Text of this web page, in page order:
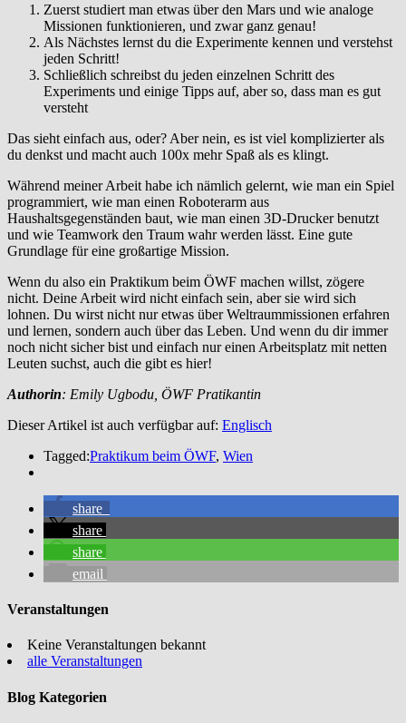
Zuerst studiert man etwas über den Mars und wie analoge
Missionen funktionieren, und zwar ganz genau!
Als Nächstes lernst du die Experimente kennen und verstehst
jeden Schritt!
Schließlich schreibst du jeden einzelnen Schritt des
Experiments und einige Tipps auf, aber so, dass man es gut
versteht
Das sieht einfach aus, oder? Aber nein, es ist viel komplizierter als
du denkst und macht auch 100x mehr Spaß als es klingt.
Während meiner Arbeit habe ich nämlich gelernt, wie man ein Spiel
programmiert, wie man einen Roboterarm aus
Haushaltsgegenständen baut, wie man einen 3D-Drucker benutzt
und wie Teamwork den Traum wahr werden lässt. Eine gute
Grundlage für eine großartige Mission.
Wenn du also ein Praktikum beim ÖWF machen willst, zögere
nicht. Deine Arbeit wird nicht einfach sein, aber sie wird sich
lohnen. Du wirst nicht nur etwas über Weltraummissionen erfahren
und lernen, sondern auch über das Leben. Und wenn du dir immer
noch nicht sicher bist und einfach nur einen Arbeitsplatz mit netten
Leuten suchst, auch die gibt es hier!
Authorin: Emily Ugbodu, ÖWF Pratikantin
Dieser Artikel ist auch verfügbar auf: Englisch
Tagged:Praktikum beim ÖWF, Wien
share
share
share
email
Veranstaltungen
Keine Veranstaltungen bekannt
alle Veranstaltungen
Blog Kategorien